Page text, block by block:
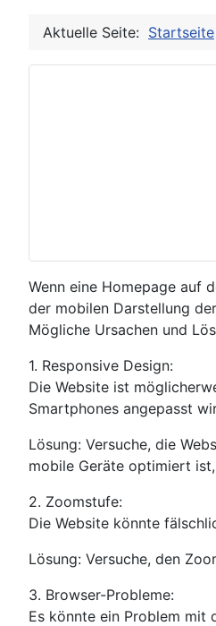
Aktuelle Seite: Startseite
Wenn eine Homepage auf
der mobilen Darstellung
Mögliche Ursachen und
1. Responsive Design:
Die Website ist
Smartphones angepasst
Lösung: Versuche, die
mobile Geräte optimiert
2. Zoomstufe:
Die Website könnte
Lösung: Versuche, den
3. Browser-Probleme:
Es könnte ein Problem mit